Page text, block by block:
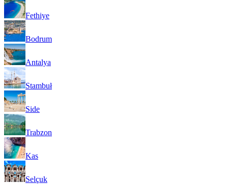
Fethiye
Bodrum
Antalya
Stambuł
Side
Trabzon
Kas
Selçuk